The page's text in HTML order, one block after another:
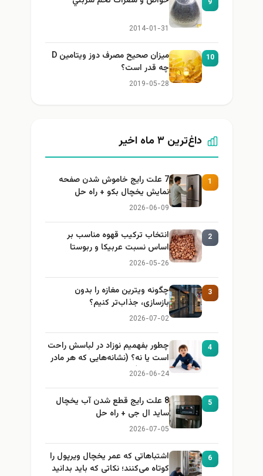
9
2014-01-31
10
میزان صحیح مصرف دوز ویتامین D
چه قدر است؟
2019-05-28
داغ‌ترین ۳ ماه اخیر
1
7 علت رایج خاموش شدن صفحه
نمایش یخچال بکو + راه حل
2026-06-09
2
انتخاب ترکیب قهوه مناسب بر
اساس نسبت عربیکا و ربوستا
2026-05-26
3
چگونه ویترین مغازه را بدون
بازسازی، جذاب‌تر کنیم؟
2026-07-02
4
چطور بفهمیم نوزاد در لباسش راحت
است یا نه؟ (نشانه‌هایی که هر مادر
باید بداند)
2026-06-24
5
8 علت رایج قطع شدن آب یخچال
ساید ال جی + راه حل
2026-07-05
6
اشتباهاتی که عمر یخچال ویرپول را
کوتاه می‌کنند؛ نکاتی که باید بدانید